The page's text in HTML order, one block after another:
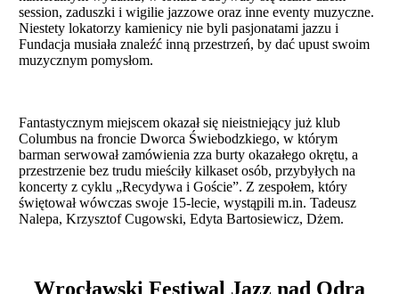
session, zaduszki i wigilie jazzowe oraz inne eventy muzyczne.
Niestety lokatorzy kamienicy nie byli pasjonatami jazzu i
Fundacja musiała znaleźć inną przestrzeń, by dać upust swoim
muzycznym pomysłom.
Fantastycznym miejscem okazał się nieistniejący już klub
Columbus na froncie Dworca Świebodzkiego, w którym
barman serwował zamówienia zza burty okazałego okrętu, a
przestrzenie bez trudu mieściły kilkaset osób, przybyłych na
koncerty z cyklu „Recydywa i Goście”. Z zespołem, który
świętował wówczas swoje 15-lecie, wystąpili m.in. Tadeusz
Nalepa, Krzysztof Cugowski, Edyta Bartosiewicz, Dżem.
Wrocławski Festiwal Jazz nad Odrą